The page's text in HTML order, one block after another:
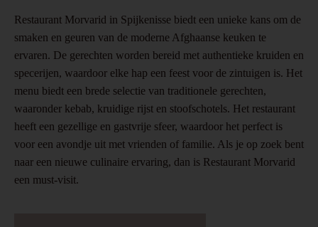
Restaurant Morvarid in Spijkenisse biedt een unieke kans om de
smaken en geuren van de moderne Afghaanse keuken te
ervaren. De gerechten worden bereid met authentieke kruiden en
specerijen, waardoor elke hap een feest voor de zintuigen is. Het
menu biedt een brede selectie van traditionele gerechten,
waaronder kebab, kruidige rijst en stoofschotels. Het restaurant
heeft een gezellige en gastvrije sfeer, waardoor het perfect is
voor een avondje uit met vrienden of familie. Als je op zoek bent
naar een nieuwe culinaire ervaring, dan is Restaurant Morvarid
een must-visit.